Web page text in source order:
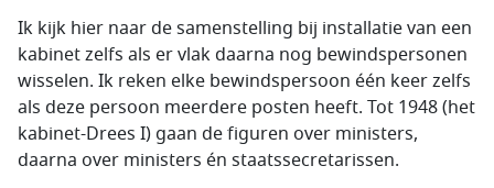
Ik kijk hier naar de samenstelling bij installatie van een
kabinet zelfs als er vlak daarna nog bewindspersonen
wisselen. Ik reken elke bewindspersoon één keer zelfs
als deze persoon meerdere posten heeft. Tot 1948 (het
kabinet-Drees I) gaan de figuren over ministers,
daarna over ministers én staatssecretarissen.